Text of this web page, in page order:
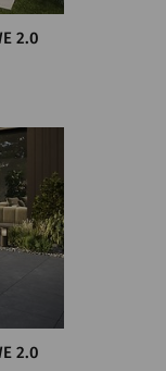
2.0
2.0